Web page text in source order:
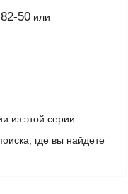
50 или
из этой серии.
где вы найдете